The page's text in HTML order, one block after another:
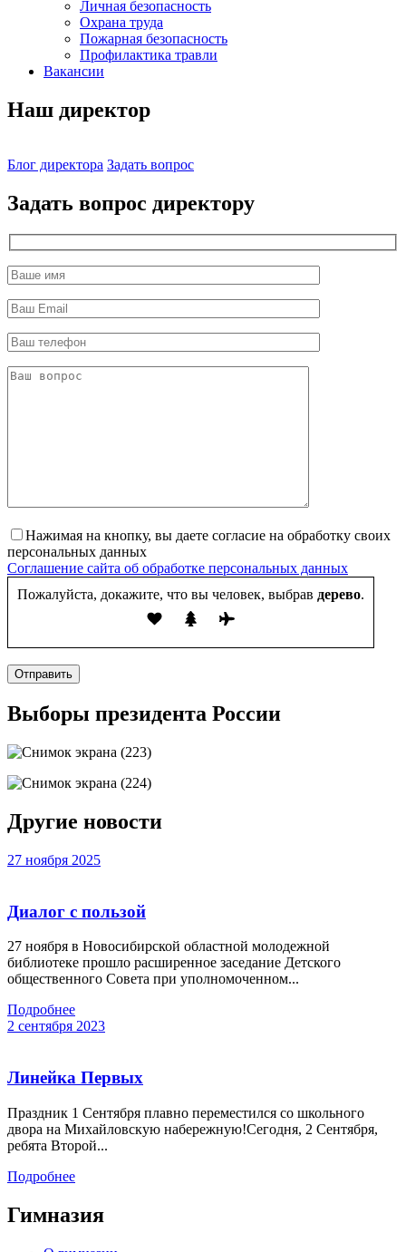
Личная безопасность
Охрана труда
Пожарная безопасность
Профилактика травли
Вакансии
Наш директор
Блог директора Задать вопрос
Задать вопрос директору
Нажимая на кнопку, вы даете согласие на обработку своих
персональных данных
Соглашение сайта об обработке персональных данных
Пожалуйста, докажите, что вы человек, выбрав дерево.
Отправить
Выборы президента России
Другие новости
27 ноября 2025
Диалог с пользой
27 ноября в Новосибирской областной молодежной
библиотеке прошло расширенное заседание Детского
общественного Совета при уполномоченном...
Подробнее
2 сентября 2023
Линейка Первых
Праздник 1 Сентября плавно переместился со школьного
двора на Михайловскую набережную!Сегодня, 2 Сентября,
ребята Второй...
Подробнее
Гимназия